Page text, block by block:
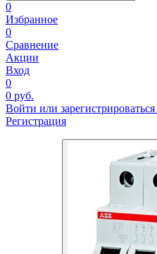
0
Избранное
0
Сравнение
Акции
Вход
0
0 руб.
Войти или зарегистрироваться
Регистрация